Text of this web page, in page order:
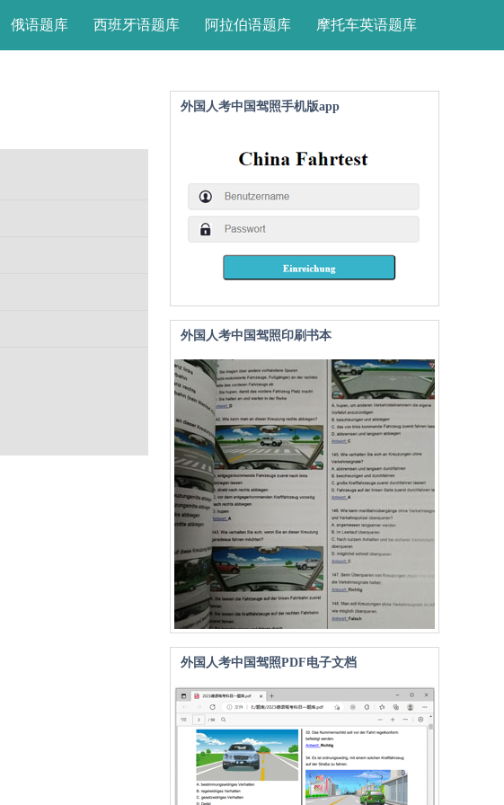
俄语题库 西班牙语题库 阿拉伯语题库 摩托车英语题库
外国人考中国驾照手机版app
外国人考中国驾照印刷书本
外国人考中国驾照PDF电子文档